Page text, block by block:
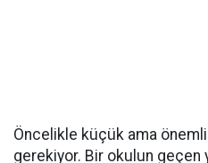
Öncelikle küçük ama önemli
gerekiyor. Bir okulun geçen